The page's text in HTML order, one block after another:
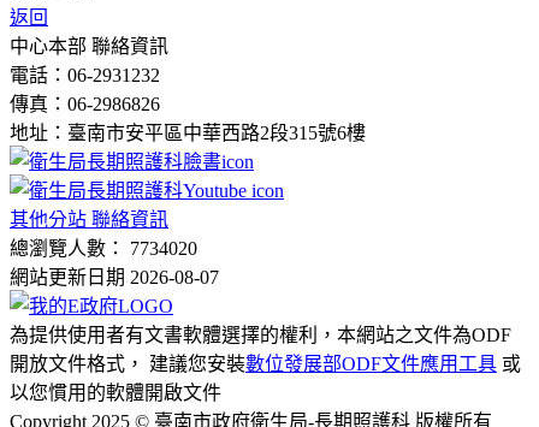
返回
中心本部 聯絡資訊
電話：06-2931232
傳真：06-2986826
地址：臺南市安平區中華西路2段315號6樓
其他分站 聯絡資訊
總瀏覽人數： 7734020
網站更新日期 2026-08-07
為提供使用者有文書軟體選擇的權利，本網站之文件為ODF
開放文件格式， 建議您安裝數位發展部ODF文件應用工具 或
以您慣用的軟體開啟文件
Copyright 2025 © 臺南市政府衛生局-長期照護科 版權所有